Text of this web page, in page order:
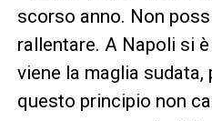
scorso anno. Non
rallentare. A Napoli si
viene la maglia sudata,
questo principio non